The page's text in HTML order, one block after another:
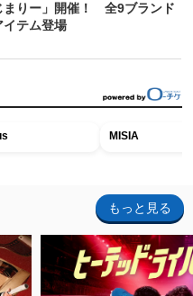
まりー」開催！ 全9ブランド
イテム登場
MISIA
もっと見る